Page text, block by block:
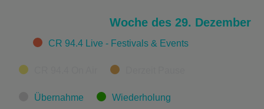
Woche des 29. Dezember
CategoriesCR 94.4 Live - Festivals & Events
Übernahme Wiederholung